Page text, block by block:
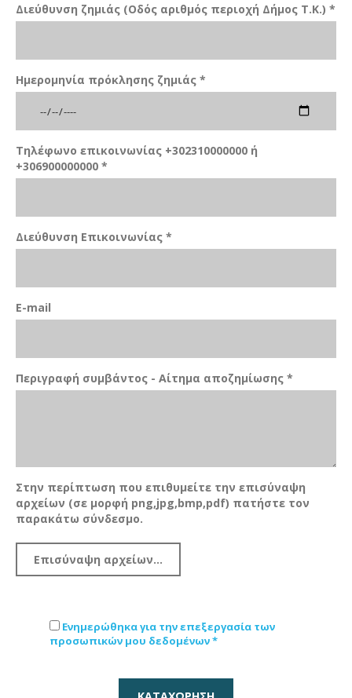
Διεύθυνση ζημιάς (Οδός αριθμός περιοχή Δήμος Τ.Κ.) *
Ημερομηνία πρόκλησης ζημιάς *
Τηλέφωνο επικοινωνίας +302310000000 ή
+306900000000 *
Διεύθυνση Επικοινωνίας *
E-mail
Περιγραφή συμβάντος - Αίτημα αποζημίωσης *
Στην περίπτωση που επιθυμείτε την επισύναψη
αρχείων (σε μορφή png,jpg,bmp,pdf) πατήστε τον
παρακάτω σύνδεσμο.
Ενημερώθηκα για την επεξεργασία των
προσωπικών μου δεδομένων *